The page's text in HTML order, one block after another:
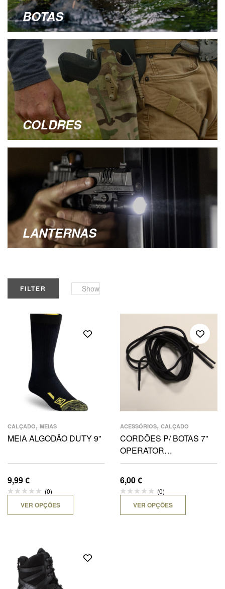
BOTAS
COLDRES
LANTERNAS
FILTER Show
CALÇADO, MEIAS
MEIA ALGODÃO DUTY 9”
9,99€
(0)
VER OPÇÕES
ACESSÓRIOS, CALÇADO
CORDÕES P/ BOTAS 7”
OPERATOR
REPLACEMENT
6,00€
(0)
VER OPÇÕES